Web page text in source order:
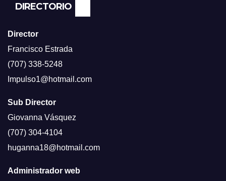
DIRECTORIO
Director
Francisco Estrada
(707) 338-5248
Impulso1@hotmail.com
Sub Director
Giovanna Vásquez
(707) 304-4104
huganna18@hotmail.com
Administrador web